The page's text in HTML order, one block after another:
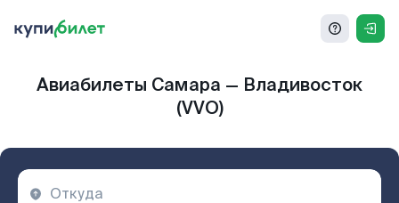
Авиабилеты Самара — Владивосток
(VVO)